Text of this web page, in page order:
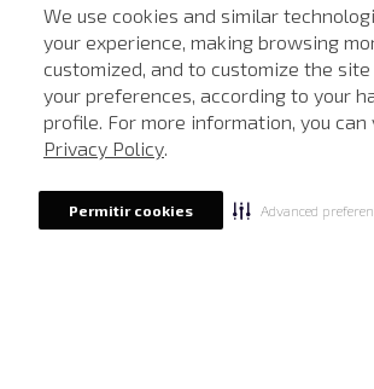
We use cookies and similar
your experience, making browsing
customized, and to customize the
your preferences, according to your
profile. For more information, you can
Privacy Policy.
Permitir cookies Advanced